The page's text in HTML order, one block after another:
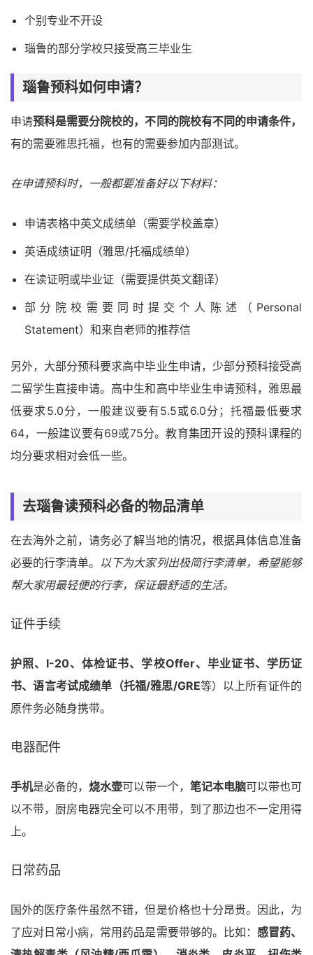
个别专业不开设
瑙鲁的部分学校只接受高三毕业生
瑙鲁预科如何申请？
申请预科是需要分院校的，不同的院校有不同的申请条件，
有的需要雅思托福，也有的需要参加内部测试。
在申请预科时，一般都要准备好以下材料：
申请表格中英文成绩单（需要学校盖章）
英语成绩证明（雅思/托福成绩单）
在读证明或毕业证（需要提供英文翻译）
部分院校需要同时提交个人陈述（Personal
Statement）和来自老师的推荐信
另外，大部分预科要求高中毕业生申请，少部分预科接受高
二留学生直接申请。高中生和高中毕业生申请预科，雅思最
低要求5.0分，一般建议要有5.5或6.0分；托福最低要求
64，一般建议要有69或75分。教育集团开设的预科课程的
均分要求相对会低一些。
去瑙鲁读预科必备的物品清单
在去海外之前，请务必了解当地的情况，根据具体信息准备
必要的行李清单。 以下为大家列出极简行李清单，希望能够
帮大家用最轻便的行李，保证最舒适的生活。
证件手续
护照、I-20、体检证书、学校Offer、毕业证书、学历证
书、语言考试成绩单（托福/雅思/GRE等）以上所有证件的
原件务必随身携带。
电器配件
手机是必备的，烧水壶可以带一个， 笔记本电脑可以带也可
以不带，厨房电器完全可以不用带，到了那边也不一定用得
上。
日常药品
国外的医疗条件虽然不错，但是价格也十分昂贵。因此，为
了应对日常小病，常用药品是需要带够的。比如： 感冒药、